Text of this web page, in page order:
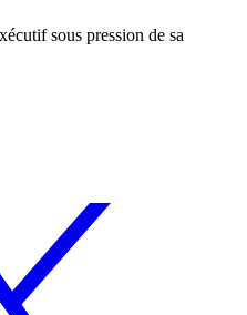
sous pression de sa